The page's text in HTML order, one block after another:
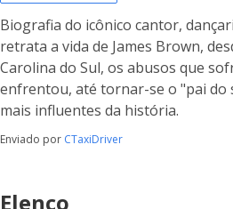
Biografia do icônico cantor,
retrata a vida de James Brown,
Carolina do Sul, os abusos que
enfrentou, até tornar-se o "pai do
mais influentes da história.
Enviado por CTaxiDriver
Elenco